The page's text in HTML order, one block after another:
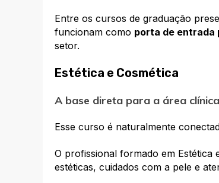
Entre os cursos de graduação
funcionam como porta de entrada
setor.
Estética e Cosmética
A base direta para a área clínica
Esse curso é naturalmente
O profissional formado em Estética
estéticas, cuidados com a pele e